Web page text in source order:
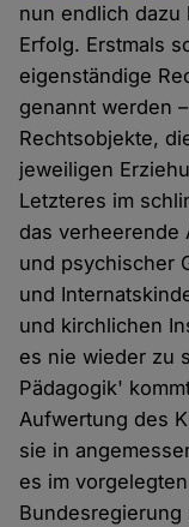
nun endlich dazu
Erfolg. Erstmals
eigenständige
genannt werden
Rechtsobjekte,
jeweiligen
Letzteres im
das verheerende
und psychischer
und
und kirchlichen
es nie wieder zu
Pädagogik'
Aufwertung des
sie in
es im